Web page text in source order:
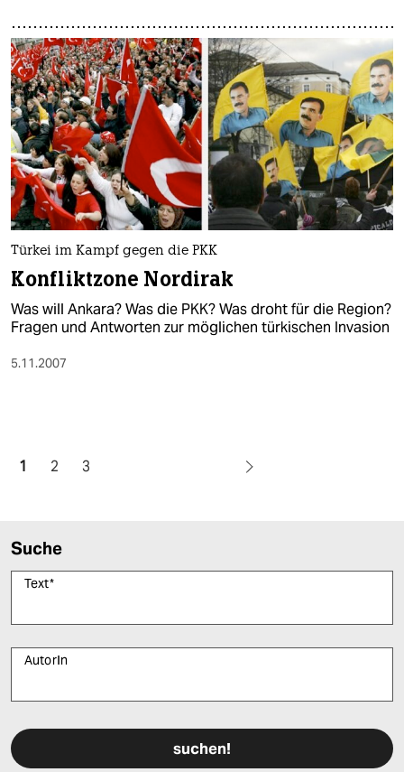
Türkei im Kampf gegen die PKK
Konfliktzone Nordirak
Was will Ankara? Was die PKK? Was droht für die Region?
Fragen und Antworten zur möglichen türkischen Invasion
5.11.2007
1 2 3
Suche
Text*
AutorIn